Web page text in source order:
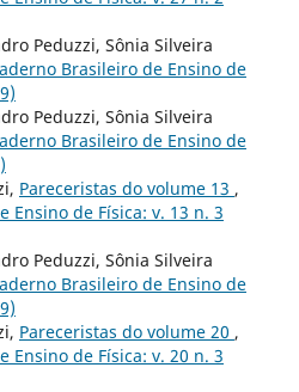
Peduzzi, Sônia Silveira
Brasileiro de Ensino de
Peduzzi, Sônia Silveira
Brasileiro de Ensino de
Pareceristas do volume 13 ,
Ensino de Física: v. 13 n. 3
Peduzzi, Sônia Silveira
Brasileiro de Ensino de
Pareceristas do volume 20 ,
Ensino de Física: v. 20 n. 3